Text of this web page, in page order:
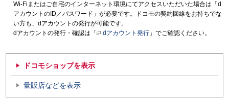
Wi-Fiまたはご自宅のインターネット環境にてアクセスいただいた場合は「d
アカウントのID／パスワード」が必要です。ドコモの契約回線をお持ちでな
い方も、dアカウントの発行が可能です。
dアカウントの発行・確認は「
dアカウント発行 」でご確認ください。
ドコモショップを表示
量販店などを表示